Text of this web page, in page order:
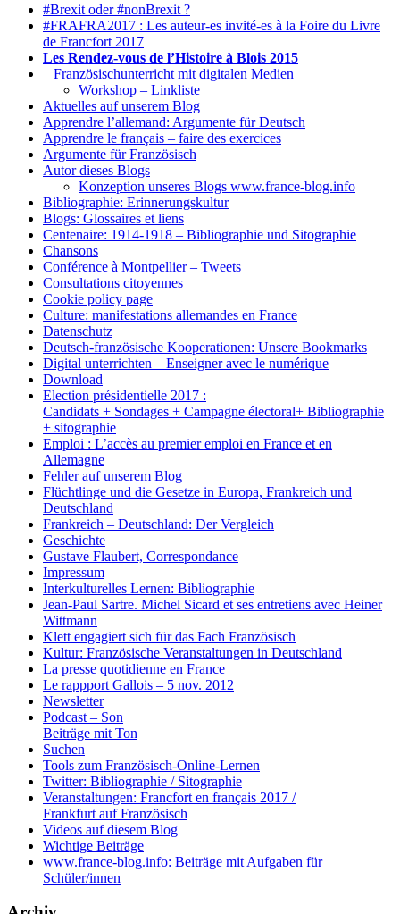
#Brexit oder #nonBrexit ?
#FRAFRA2017 : Les auteur-es invité-es à la Foire du Livre
de Francfort 2017
Les Rendez-vous de l’Histoire à Blois 2015
Französischunterricht mit digitalen Medien
Workshop – Linkliste
Aktuelles auf unserem Blog
Apprendre l’allemand: Argumente für Deutsch
Apprendre le français – faire des exercices
Argumente für Französisch
Autor dieses Blogs
Konzeption unseres Blogs www.france-blog.info
Bibliographie: Erinnerungskultur
Blogs: Glossaires et liens
Centenaire: 1914-1918 – Bibliographie und Sitographie
Chansons
Conférence à Montpellier – Tweets
Consultations citoyennes
Cookie policy page
Culture: manifestations allemandes en France
Datenschutz
Deutsch-französische Kooperationen: Unsere Bookmarks
Digital unterrichten – Enseigner avec le numérique
Download
Election présidentielle 2017 :
Candidats + Sondages + Campagne électoral+ Bibliographie
+ sitographie
Emploi : L’accès au premier emploi en France et en
Allemagne
Fehler auf unserem Blog
Flüchtlinge und die Gesetze in Europa, Frankreich und
Deutschland
Frankreich – Deutschland: Der Vergleich
Geschichte
Gustave Flaubert, Correspondance
Impressum
Interkulturelles Lernen: Bibliographie
Jean-Paul Sartre. Michel Sicard et ses entretiens avec Heiner
Wittmann
Klett engagiert sich für das Fach Französisch
Kultur: Französische Veranstaltungen in Deutschland
La presse quotidienne en France
Le rappport Gallois – 5 nov. 2012
Newsletter
Podcast – Son
Beiträge mit Ton
Suchen
Tools zum Französisch-Online-Lernen
Twitter: Bibliographie / Sitographie
Veranstaltungen: Francfort en français 2017 /
Frankfurt auf Französisch
Videos auf diesem Blog
Wichtige Beiträge
www.france-blog.info: Beiträge mit Aufgaben für
Schüler/innen